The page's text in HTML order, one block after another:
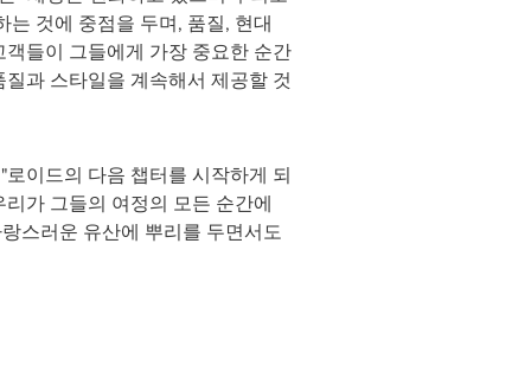
것에 중점을 두며, 품질, 현대
들이 그들에게 가장 중요한 순간
과 스타일을 계속해서 제공할 것
로이드의 다음 챕터를 시작하게 되
가 그들의 여정의 모든 순간에
스러운 유산에 뿌리를 두면서도